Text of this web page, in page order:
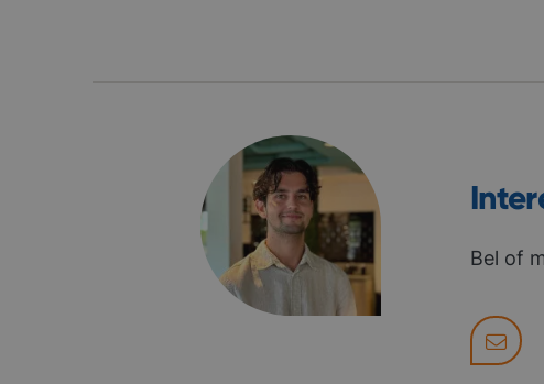
Bel of